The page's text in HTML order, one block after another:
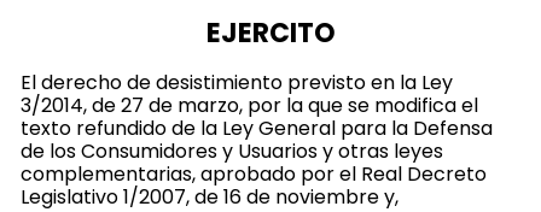
EJERCITO
El derecho de desistimiento previsto en la Ley
3/2014, de 27 de marzo, por la que se modifica el
texto refundido de la Ley General para la Defensa
de los Consumidores y Usuarios y otras leyes
complementarias, aprobado por el Real Decreto
Legislativo 1/2007, de 16 de noviembre y,